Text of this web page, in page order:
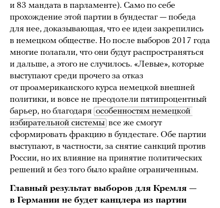
и 83 мандата в парламенте). Само по себе
прохождение этой партии в бундестаг — победа
для нее, доказывающая, что ее идеи закрепились
в немецком обществе. Но после выборов 2017 года
многие полагали, что они будут распространяться
и дальше, а этого не случилось. «Левые», которые
выступают среди прочего за отказ
от проамериканского курса немецкой внешней
политики, и вовсе не преодолели пятипроцентный
барьер, но благодаря особенностям немецкой
избирательной системы все же смогут
сформировать фракцию в бундестаге. Обе партии
выступают, в частности, за снятие санкций против
России, но их влияние на принятие политических
решений и без того было крайне ограниченным.
Главный результат выборов для Кремля —
в Германии не будет канцлера из партии